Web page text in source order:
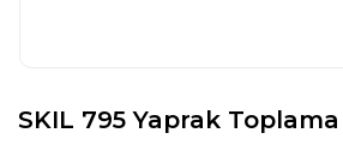
SKIL 795 Yaprak Toplama